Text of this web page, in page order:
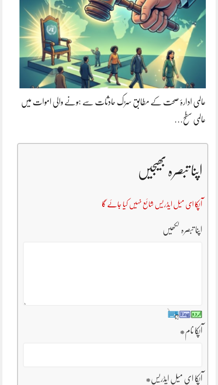
عالمی ادارۂ صحت کے مطابق سڑک حادثات سے ہونے والی اموات میں
عالمی سطح…
اپنا تبصرہ بھیجیں
آپکا ای میل ایڈریس شائع نہیں کیا جائے گا
اپنا تبصرہ لکھیں
آپکا نام*
آپکا ای میل ایڈریس*